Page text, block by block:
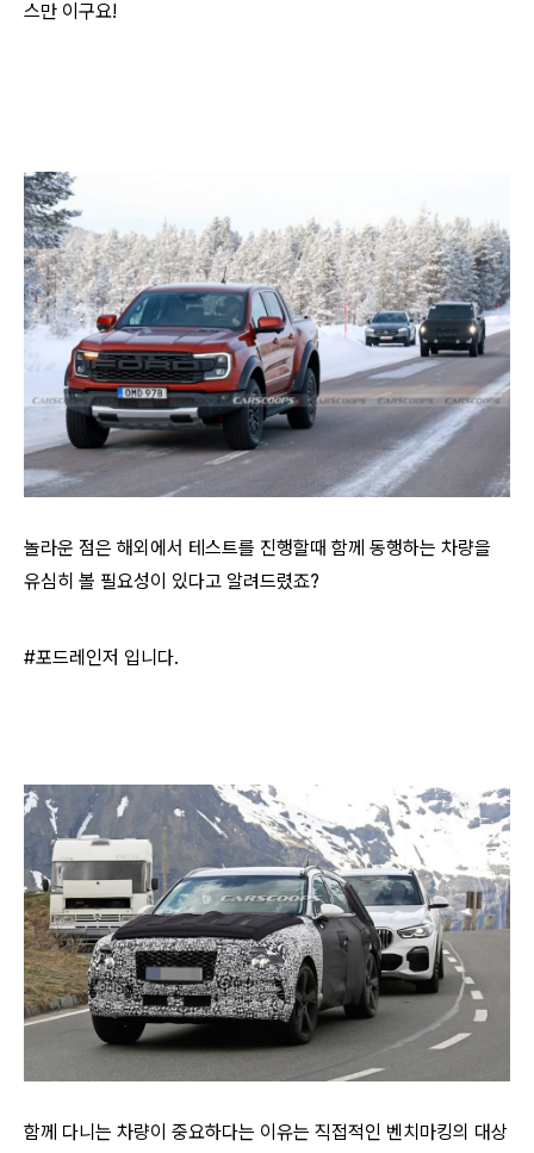
스만 이구요!
놀라운 점은 해외에서 테스트를 진행할때 함께 동행하는 차량을
유심히 볼 필요성이 있다고 알려드렸죠?
#포드레인저 입니다.
함께 다니는 차량이 중요하다는 이유는 직접적인 벤치마킹의 대상